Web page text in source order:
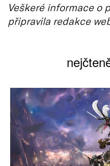
Veškeré informace o
připravila redakce